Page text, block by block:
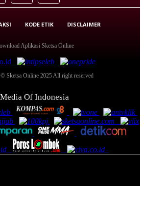
KODE ETIK DISCLAIMER
Aplikasi Sketsa Online
Sketsa Online 2025 All right reserved
Media Of Indonesia